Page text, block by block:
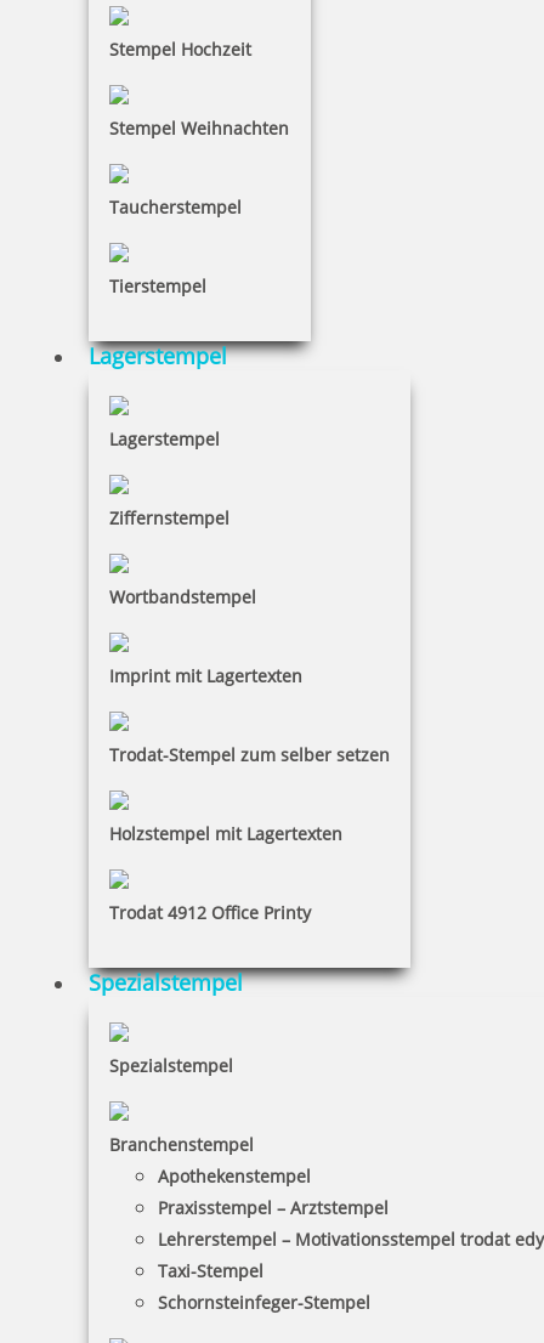
Stempel Hochzeit
Stempel Weihnachten
Taucherstempel
Tierstempel
Lagerstempel
Lagerstempel
Ziffernstempel
Wortbandstempel
Imprint mit Lagertexten
Trodat-Stempel zum selber setzen
Holzstempel mit Lagertexten
Trodat 4912 Office Printy
Spezialstempel
Spezialstempel
Branchenstempel
Apothekenstempel
Praxisstempel – Arztstempel
Lehrerstempel – Motivationsstempel trodat
Taxi-Stempel
Schornsteinfeger-Stempel
trodat edy FIX - Motivationsstempel Fleissig - Printy 4922
trodat edy FIX - Motivationsstempel Prima - Printy 4922
10,35 €
10,35 €